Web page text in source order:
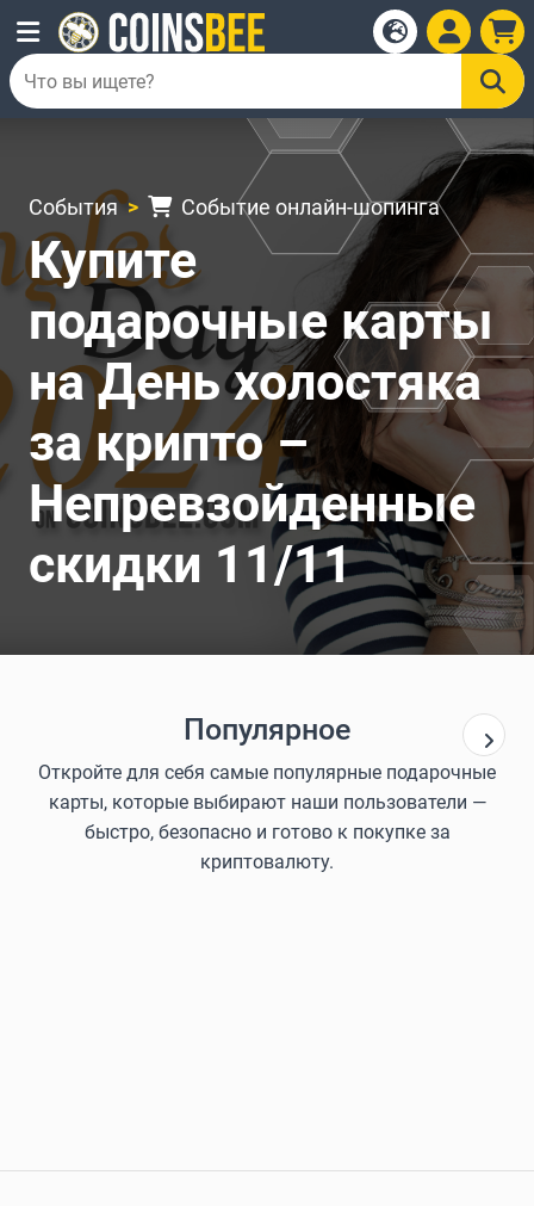
События Событие онлайн-шопинга
Купите
подарочные карты
на День холостяка
за крипто –
Непревзойденные
скидки 11/11
Популярное
Откройте для себя самые популярные подарочные
карты, которые выбирают наши пользователи —
быстро, безопасно и готово к покупке за
криптовалюту.